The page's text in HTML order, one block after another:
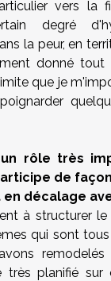
vers la
degré
la peur, en
donné tout
que je
rôle très
de
décalage
à structurer
qui sont
très planifié sur